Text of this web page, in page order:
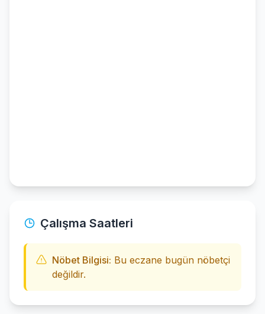
Çalışma Saatleri
Nöbet Bilgisi: Bu eczane bugün nöbetçi
değildir.